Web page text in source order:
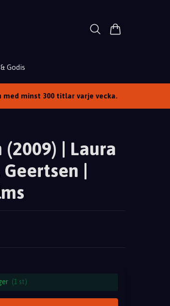
Godis
minst 300 titlar varje vecka.
| Laura
Geertsen |
(1 st)